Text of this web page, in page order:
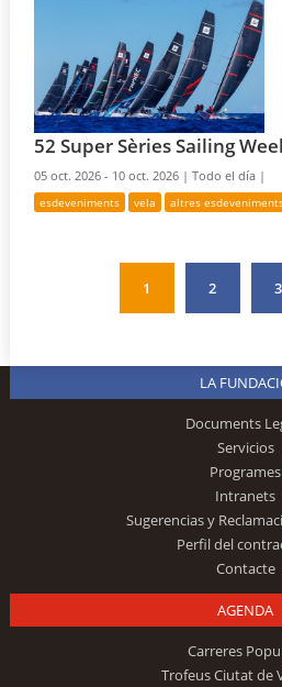
52 Super Sèries Sailing
05 oct. 2026 - 10 oct. 2026 |Todo el día |
esdeveniments vela altres
1 2 3
LA
Documents
Servicios
Programes
Intranets
Sugerencias y
Perfil del
Contacte
AGENDA
Carreres
Trofeus Ciutat de